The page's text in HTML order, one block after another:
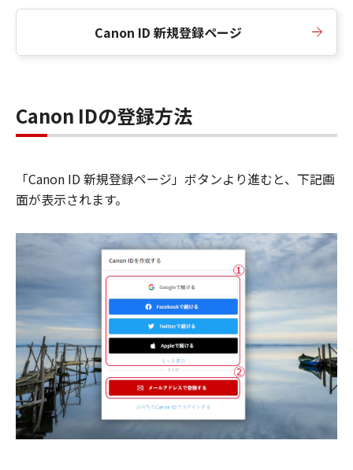
Canon ID 新規登録ページ
Canon IDの登録方法
「Canon ID 新規登録ページ」ボタンより進むと、下記画
面が表示されます。